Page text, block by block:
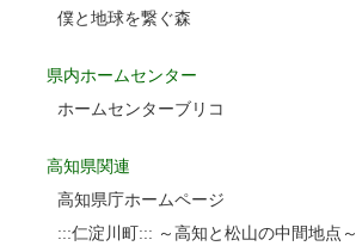
僕と地球を繋ぐ森
県内ホームセンター
ホームセンターブリコ
高知県関連
高知県庁ホームページ
:::仁淀川町::: ～高知と松山の中間地点～